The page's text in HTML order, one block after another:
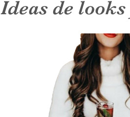
Ideas de